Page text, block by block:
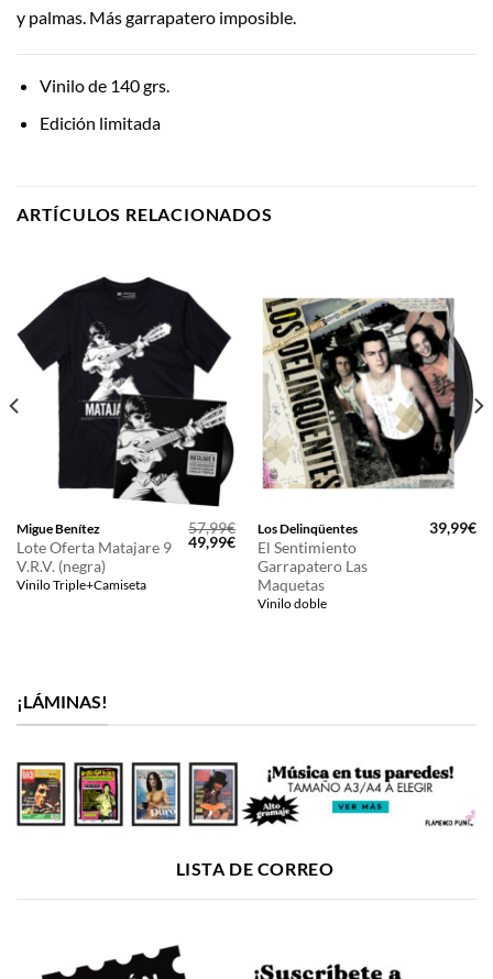
y palmas. Más garrapatero imposible.
Vinilo de 140 grs.
Edición limitada
ARTÍCULOS RELACIONADOS
Migue Benítez
Lote Oferta Matajare 9
V.R.V. (negra)
Vinilo Triple+Camiseta
57,99€
El
precio
49,99€El
precio
actual
49,99€.
Los Delinqüentes
El Sentimiento
Garrapatero Las
Maquetas
Vinilo doble
39,99€
¡LÁMINAS!
LISTA DE CORREO